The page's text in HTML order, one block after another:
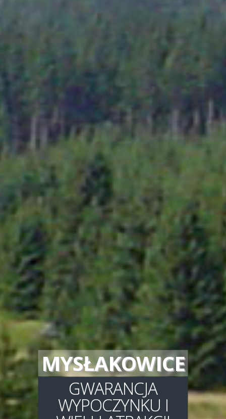
NOCLEGI
KOMFORTOWE
POKOJE